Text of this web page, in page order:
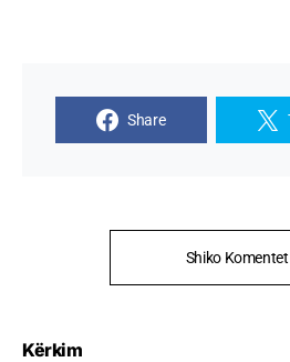
Share
Shiko
Kërkim